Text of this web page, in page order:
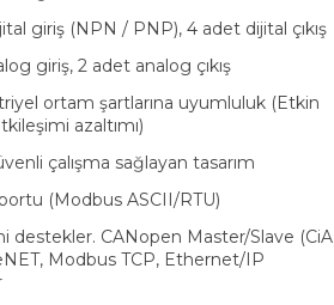
giriş (NPN / PNP), 4 adet dijital çıkış
giriş, 2 adet analog çıkış
ortam şartlarına uyumluluk (Etkin
azaltımı)
çalışma sağlayan tasarım
(Modbus ASCII/RTU)
destekler. CANopen Master/Slave (CiA
Modbus TCP, Ethernet/IP